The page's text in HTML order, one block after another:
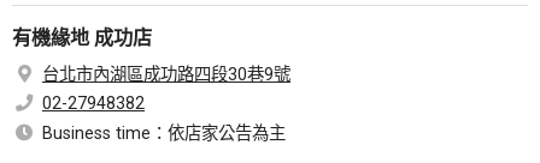
有機緣地 成功店
台北市內湖區成功路四段30巷9號
02-27948382
Business time：依店家公告為主